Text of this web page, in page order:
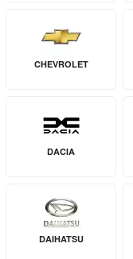
CHEVROLET
DACIA
DAIHATSU